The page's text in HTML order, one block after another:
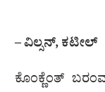
– ವಿಲ್ಸನ್, ಕಟೀಲ್
ಕೊಂಕ್ಣೆಂತ್